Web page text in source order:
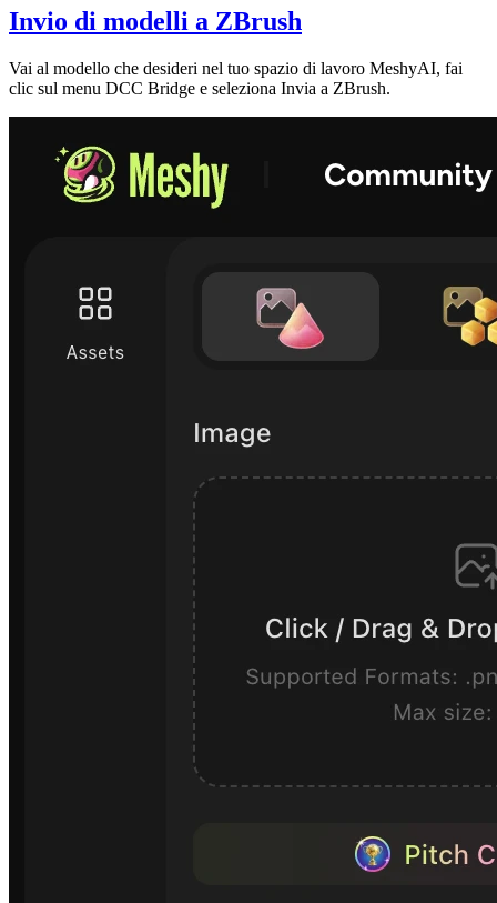
Invio di modelli a ZBrush
Vai al modello che desideri nel tuo spazio di lavoro MeshyAI, fai
clic sul menu DCC Bridge e seleziona Invia a ZBrush.